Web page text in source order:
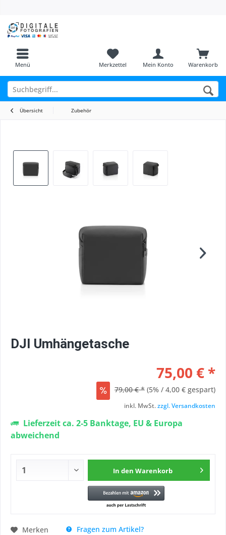
Menü Warenkorb
Merkzettel Mein Konto
Übersicht Zubehör
DJI Umhängetasche
75,00 € *
79,00 € * (5% / 4,00 € gespart)
inkl. MwSt.zzgl. Versandkosten
Lieferzeit ca. 2-5 Banktage, EU & Europa
abweichend
In den Warenkorb
Merken
Fragen zum Artikel?